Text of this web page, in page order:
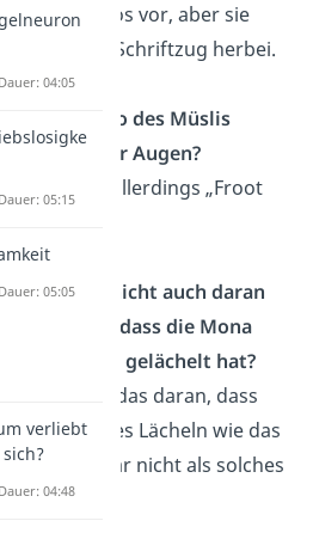
Intros vor, aber sie
nie den Schriftzug herbei.
du das Logo des Müslis
Loops“ vor Augen?
heißt es allerdings „Froot
du dich nicht auch daran
dass die Mona
früher nicht gelächelt hat?
liegt das daran, dass
ein leichtes Lächeln wie das
Lisa gar nicht als solches
04:05
05:15
05:05
verliebt
04:48